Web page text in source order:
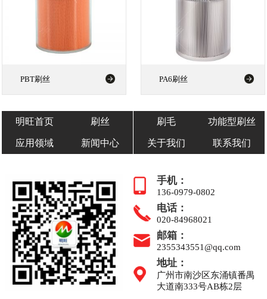
PBT刷丝 PA6刷丝
明旺首页 刷丝 刷毛 功能型刷丝
应用领域 新闻中心 关于我们 联系我们
手机：
136-0979-0802
电话：
020-84968021
邮箱：
2355343551@qq.com
地址：
广州市南沙区东涌镇番禺
大道南333号AB栋2层